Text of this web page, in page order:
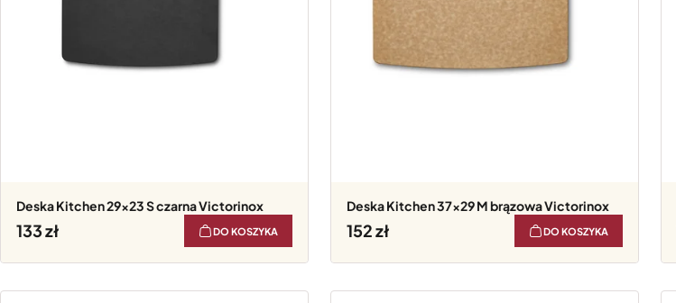
Deska Kitchen 29x23 S czarna Victorinox
133 DO KOSZYKA
Deska Kitchen 37x29 M brązowa Victorinox
152 DO KOSZYKA